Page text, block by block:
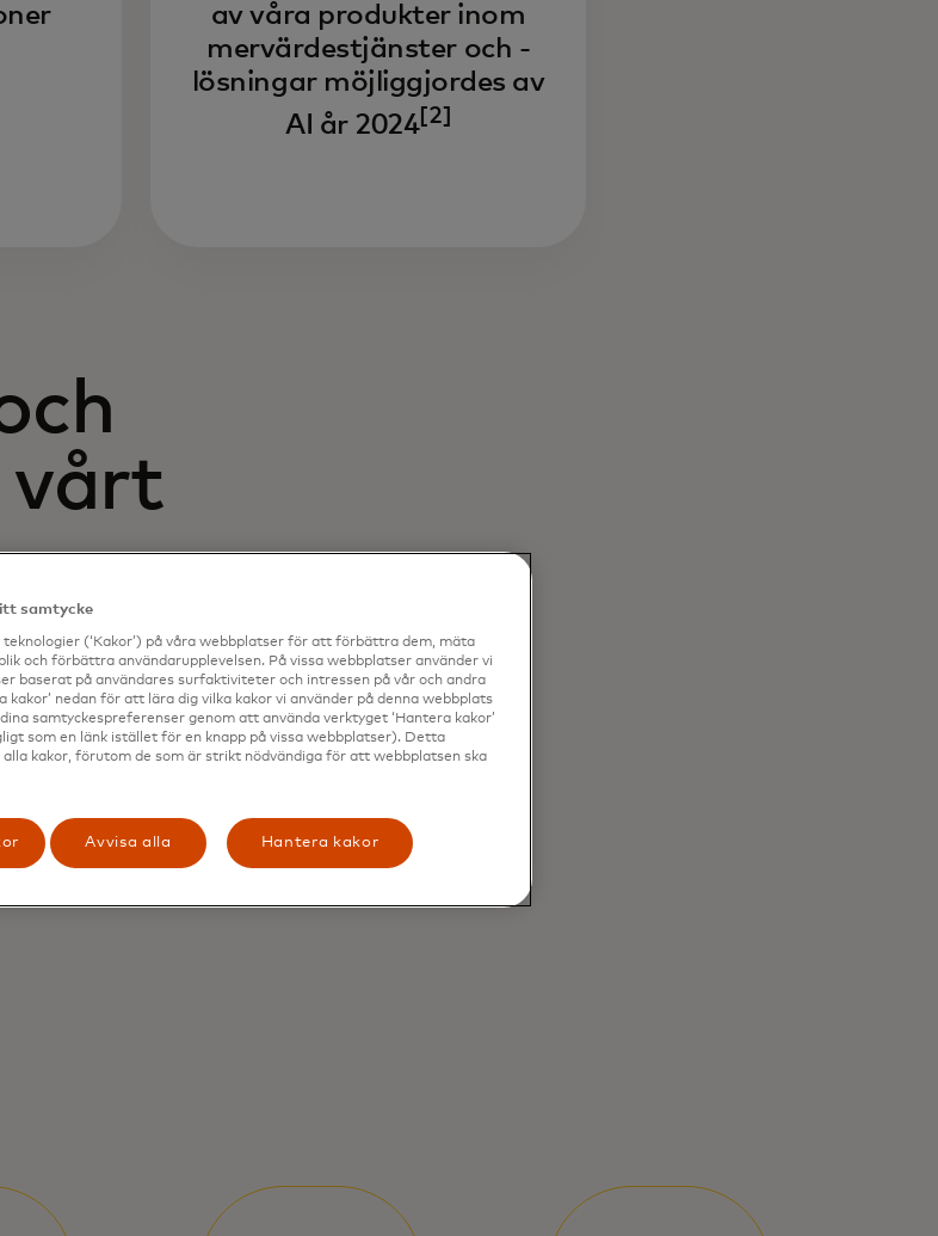
av våra produkter inom
mervärdestjänster och -
lösningar möjliggjordes av
AI år 2024[2]
vårt
samtycke
teknologier (‘Kakor’) på våra webbplatser för att förbättra dem, mäta
och förbättra användarupplevelsen. På vissa webbplatser använder vi
baserat på användares surfaktiviteter och intressen på vår och andra
kakor’ nedan för att lära dig vilka kakor vi använder på denna webbplats
samtyckespreferenser genom att använda verktyget ‘Hantera kakor’
som en länk istället för en knapp på vissa webbplatser). Detta
kakor, förutom de som är strikt nödvändiga för att webbplatsen ska
Avvisa alla Hantera kakor